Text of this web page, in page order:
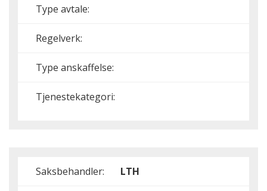
Type avtale:
Regelverk:
Type anskaffelse:
Tjenestekategori:
Saksbehandler: LTH